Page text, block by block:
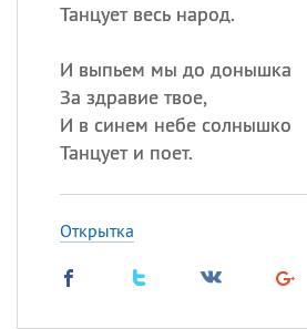
Танцует весь народ.
И выпьем мы до донышка
За здравие твое,
И в синем небе солнышко
Танцует и поет.
Открытка